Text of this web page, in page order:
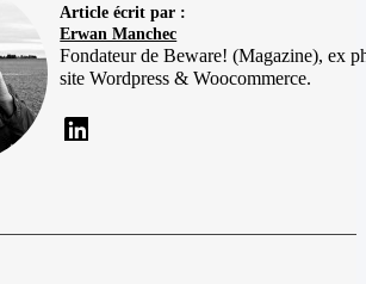
Article écrit par :
Erwan Manchec
Fondateur de Beware! (Magazine), ex
site Wordpress & Woocommerce.